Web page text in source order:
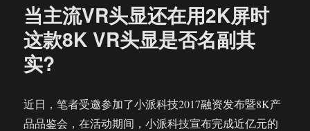
当主流VR头显还在用2K屏时
这款8K VR头显是否名副其
实?
近日，笔者受邀参加了小派科技2017融资发布暨8K产
品品鉴会，在活动期间，小派科技宣布完成近亿元的